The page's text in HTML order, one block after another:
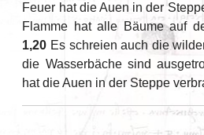
Feuer hat die Auen in der
Flamme hat alle Bäume auf
1,20 Es schreien auch die
die Wasserbäche sind
hat die Auen in der Steppe